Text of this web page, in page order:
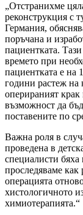
„Отстранихме
реконструкция с
Германия,
поръчана и
пациентката.
времето при
пациентката е на
години растеж на
оперираният
възможност да
поставените по
Важна роля в
проведена в
специалисти бяха
проследяваме
операцията
хистологичното
химиотерапията.“